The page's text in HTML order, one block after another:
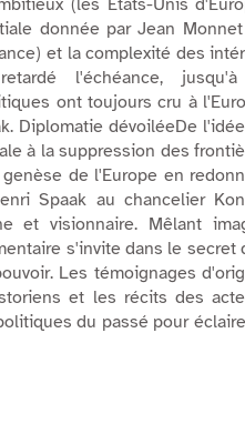
(les États-Unis
donnée par Jean
et la complexité des
l'échéance,
ont toujours cru à
Diplomatie dévoiléeDe
à la suppression des
de l'Europe en
Spaak au chancelier
et visionnaire. Mêlant
s'invite dans le secret
Les témoignages
et les récits des
du passé pour